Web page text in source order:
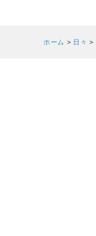
ホーム > 日々 >